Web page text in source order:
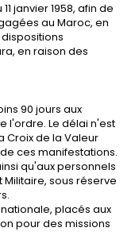
janvier 1958, afin de
au Maroc, en
en raison des
90 jours aux
l'ordre. Le délai n'est
Croix de la Valeur
ces manifestations.
qu'aux personnels
sous réserve
placés aux
pour des missions